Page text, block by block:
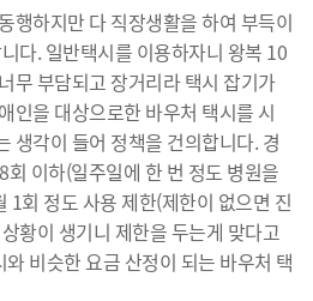
행하지만 다 직장생활을 하여 부득이
다. 일반택시를 이용하자니 왕복 10
무 부담되고 장거리라 택시 잡기가
인을 대상으로한 바우처 택시를 시
생각이 들어 정책을 건의합니다. 경
이하(일주일에 한 번 정도 병원을
1회 정도 사용 제한(제한이 없으면 진
황이 생기니 제한을 두는게 맞다고
비슷한 요금 산정이 되는 바우처 택